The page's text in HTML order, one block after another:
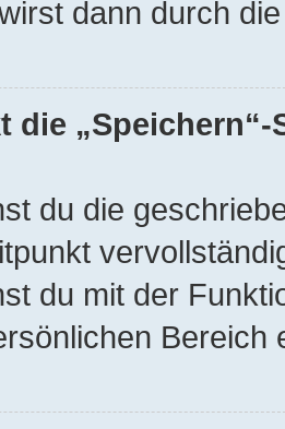
dann durch
die
du die
du mit der
Bereich